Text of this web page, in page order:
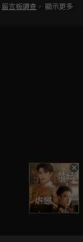
留言板調查 ， 顯示更多